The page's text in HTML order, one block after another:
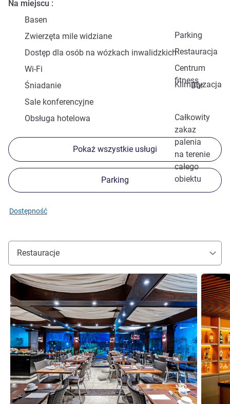
Na miejscu
Basen
Parking
Zwierzęta mile widziane
Restauracja
Dostęp dla osób na wózkach inwalidzkich
Centrum
fitness
Wi-Fi
Klimatyzacja
Śniadanie
Bar
Sale konferencyjne
Całkowity
zakaz
palenia
na terenie
całego
obiektu
Obsługa hotelowa
Pokaż wszystkie usługi
Parking
Dostępność
Restauracje
Pokaż szczegóły Pokaż